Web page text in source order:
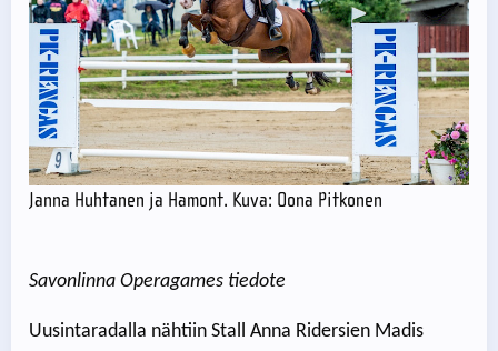
Janna Huhtanen ja Hamont. Kuva: Oona Pitkonen
Savonlinna Operagames tiedote
Uusintaradalla nähtiin Stall Anna Ridersien Madis